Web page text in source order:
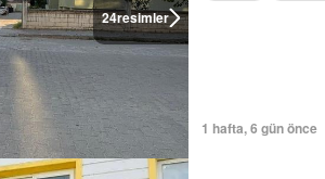
24resimler
1 hafta, 6 gün önce